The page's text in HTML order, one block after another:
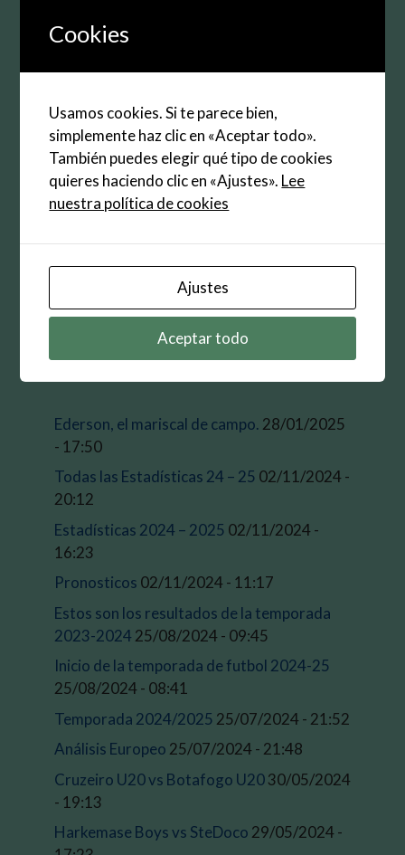
Web
este navegador para la próxima vez que
comente.
Ederson, el mariscal de campo. 28/01/2025
- 17:50
Todas las Estadísticas 24 – 25 02/11/2024 -
20:12
Estadísticas 2024 – 2025 02/11/2024 -
16:23
Pronosticos 02/11/2024 - 11:17
Estos son los resultados de la temporada
2023-2024 25/08/2024 - 09:45
Inicio de la temporada de futbol 2024-25
25/08/2024 - 08:41
Temporada 2024/2025 25/07/2024 - 21:52
Análisis Europeo 25/07/2024 - 21:48
Cruzeiro U20 vs Botafogo U2030/05/2024
- 19:13
Harkemase Boys vs SteDoco 29/05/2024 -
Cookies
Usamos cookies. Si te parece bien,
simplemente haz clic en «Aceptar todo».
También puedes elegir qué tipo de cookies
quieres haciendo clic en «Ajustes». Lee
nuestra política de cookies
Ajustes
Aceptar todo